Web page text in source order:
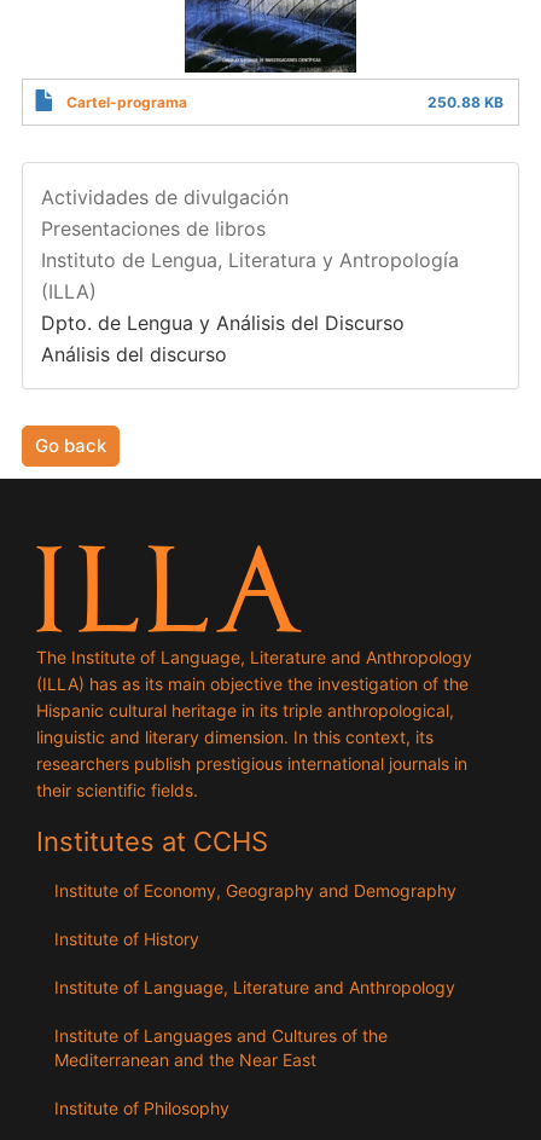
Cartel-programa 250.88 KB
Actividades de divulgación
Presentaciones de libros
Instituto de Lengua, Literatura y Antropología
(ILLA)
Dpto. de Lengua y Análisis del Discurso
Análisis del discurso
Go back
The Institute of Language, Literature and Anthropology
(ILLA) has as its main objective the investigation of the
Hispanic cultural heritage in its triple anthropological,
linguistic and literary dimension. In this context, its
researchers publish prestigious international journals in
their scientific fields.
Institutes at CCHS
Institute of Economy, Geography and Demography
Institute of History
Institute of Language, Literature and Anthropology
Institute of Languages ​​and Cultures of the
Mediterranean and the Near East
Institute of Philosophy